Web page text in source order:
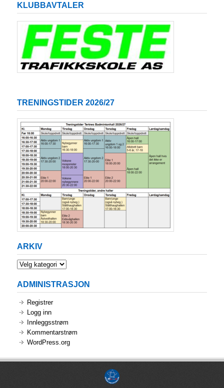
KLUBBAVTALER
TRENINGSTIDER 2026/27
ARKIV
Arkiv
ADMINISTRASJON
Registrer
Logg inn
Innleggsstrøm
Kommentarstrøm
WordPress.org